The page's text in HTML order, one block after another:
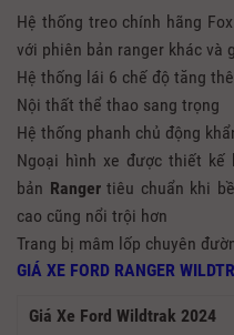
Hệ thống treo chính hãng
với phiên bản ranger khác và
Hệ thống lái 6 chế độ tăng
Nội thất thể thao sang trọng
Hệ thống phanh chủ động
Ngoại hình xe được thiết kế
bản Rangertiêu chuẩn khi
cao cũng nổi trội hơn
Trang bị mâm lốp chuyên
GIÁ XE FORD RANGER
Giá Xe Ford Wildtrak 2024